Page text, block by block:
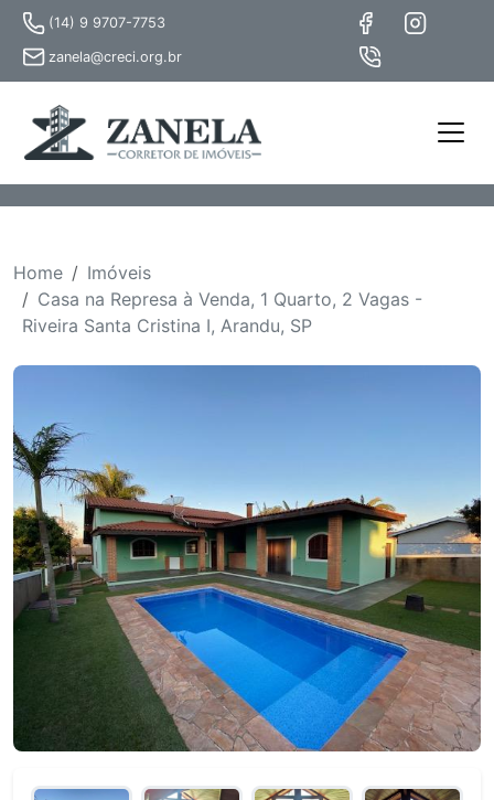
(14) 9 9707-7753
zanela@creci.org.br
Home
Imóveis
Casa na Represa à Venda, 1 Quarto, 2 Vagas -
Riveira Santa Cristina I, Arandu, SP